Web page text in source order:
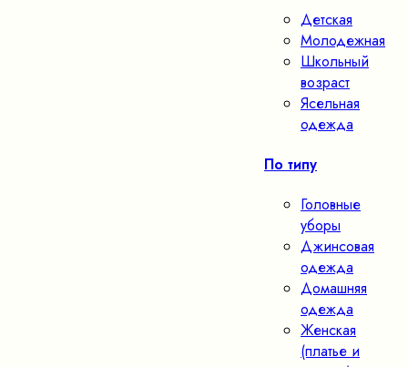
Детская
Молодежная
Школьный
возраст
Ясельная
одежда
По типу
Головные
уборы
Джинсовая
одежда
Домашняя
одежда
Женская
(платье и